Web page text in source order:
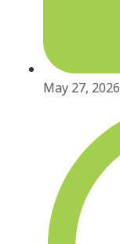
May 27, 2026